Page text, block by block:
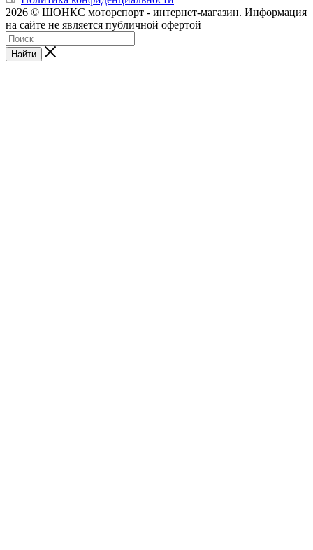
2026 © ШОНКС моторспорт - интернет-магазин. Информация
на сайте не является публичной офертой
Найти